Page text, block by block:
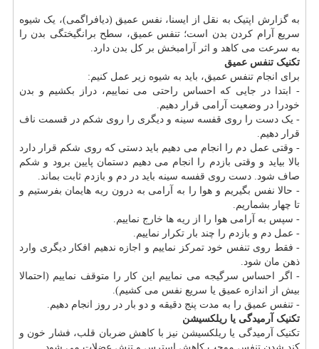
به گزارش اپتیک به نقل از ایسنا، نفس عمیق (دیافراگمی)، یک شیوه
سریع آرام کردن بدن است؛ تنفس عمیق، سطح برانگیختگی بدن را
به سرعت می کاهد و اثر آرامبخش بر کل بدن دارد.
تکنیک تنفس عمیق
برای انجام تنفس عمیق، باید به شیوه زیر عمل کنیم:
- ابتدا در جایی که احساس راحتی می نماییم، دراز بکشیم و بدن
خودرا در وضعیت آرامی قرار دهیم.
- یک دست را روی قفسه سینه و دیگری را روی شکم در قسمت ناف
قرار دهیم.
- وقتی عمل دم را انجام می دهیم باید دستی که روی شکم قرار دارد
بالا بیاید و وقتی بازدم را انجام می دهیم دستمان پایین برود و شکم
صاف شود. دست روی قفسه سینه باید در دم و بازدم ثابت بماند.
- حالا نفس بگیریم و هوا را به آرامی به درون ریه هایمان بفرستیم و
تا چهار بشماریم.
- سپس به آرامی هوا را از ریه ها خارج نماییم.
- عمل دم و بازدم را چند بار تکرار نماییم.
- فقط روی تنفس خود تمرکز نماییم و اجازه ندهیم افکار دیگری وارد
ذهن مان شود.
- اگر احساس سرگیجه می نماییم این کار را متوقف نماییم (احتمالا
بیش از اندازه عمیق یا سریع نفس می کشیم).
- تنفس عمیق را به مدت پنج دقیقه و دو بار در روز انجام دهیم.
تکنیک آرمیدگی یا ریلکسیشن
تکنیک آرمیدگی یا ریلکسیشن نیز با کاهش ضربان قلب، فشار خون و